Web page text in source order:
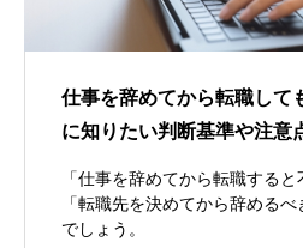
仕事を辞めてから転職して
に知りたい判断基準や注意
「仕事を辞めてから転職すると
「転職先を決めてから辞める
でしょう。